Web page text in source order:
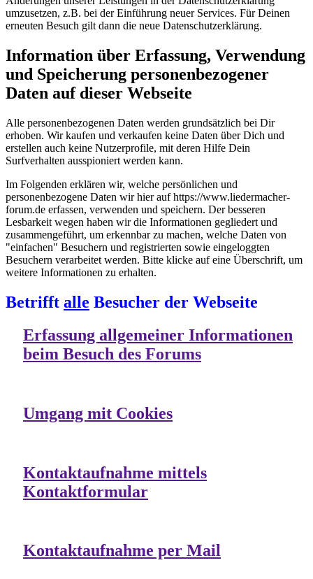
umzusetzen, z.B. bei der Einführung neuer Services. Für Deinen
erneuten Besuch gilt dann die neue Datenschutzerklärung.
Information über Erfassung, Verwendung
und Speicherung personenbezogener
Daten auf dieser Webseite
Alle personenbezogenen Daten werden grundsätzlich bei Dir
erhoben. Wir kaufen und verkaufen keine Daten über Dich und
erstellen auch keine Nutzerprofile, mit deren Hilfe Dein
Surfverhalten ausspioniert werden kann.
Im Folgenden erklären wir, welche persönlichen und
personenbezogene Daten wir hier auf https://www.liedermacher-
forum.de erfassen, verwenden und speichern. Der besseren
Lesbarkeit wegen haben wir die Informationen gegliedert und
zusammengeführt, um erkennbar zu machen, welche Daten von
"einfachen" Besuchern und registrierten sowie eingeloggten
Besuchern verarbeitet werden. Bitte klicke auf eine Überschrift, um
weitere Informationen zu erhalten.
Betrifft alle Besucher der Webseite
Erfassung allgemeiner Informationen
beim Besuch des Forums
Umgang mit Cookies
Kontaktaufnahme mittels
Kontaktformular
Kontaktaufnahme per Mail